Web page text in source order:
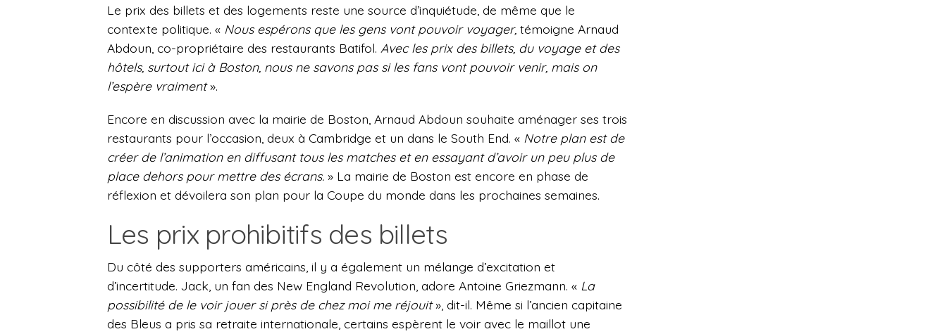
Le prix des billets et des logements reste une source d’inquiétude, de même que le
contexte politique. « Nous espérons que les gens vont pouvoir voyager, témoigne Arnaud
Abdoun, co-propriétaire des restaurants Batifol. Avec les prix des billets, du voyage et des
hôtels, surtout ici à Boston, nous ne savons pas si les fans vont pouvoir venir, mais on
l’espère vraiment».
Encore en discussion avec la mairie de Boston, Arnaud Abdoun souhaite aménager ses trois
restaurants pour l’occasion, deux à Cambridge et un dans le South End. « Notre plan est de
créer de l’animation en diffusant tous les matches et en essayant d’avoir un peu plus de
place dehors pour mettre des écrans. » La mairie de Boston est encore en phase de
réflexion et dévoilera son plan pour la Coupe du monde dans les prochaines semaines.
Les prix prohibitifs des billets
Du côté des supporters américains, il y a également un mélange d’excitation et
d’incertitude. Jack, un fan des New England Revolution, adore Antoine Griezmann. « La
possibilité de le voir jouer si près de chez moi me réjouit», dit-il. Même si l’ancien capitaine
des Bleus a pris sa retraite internationale, certains espèrent le voir avec le maillot une